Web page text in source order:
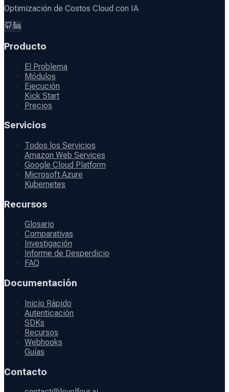
Optimización de Costos Cloud con IA
Producto
El Problema
Módulos
Ejecución
Kick Start
Precios
Servicios
Todos los Servicios
Amazon Web Services
Google Cloud Platform
Microsoft Azure
Kubernetes
Recursos
Glosario
Comparativas
Investigación
Informe de Desperdicio
FAQ
Documentación
Inicio Rápido
Autenticación
SDKs
Recursos
Webhooks
Guías
Contacto